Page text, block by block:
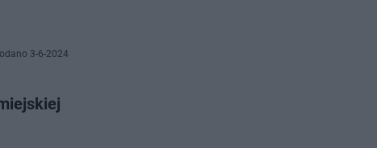
3-6-2024